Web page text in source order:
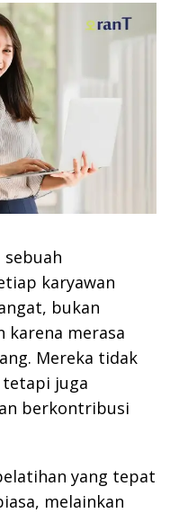
sebuah
karyawan
bukan
karena merasa
Mereka tidak
tetapi juga
berkontribusi
yang tepat
melainkan